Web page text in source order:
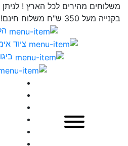
משלוחים מהירים לכל הארץ !
בקנייה מעל 350 ש"ח משלוח חינם!!!
ציוד